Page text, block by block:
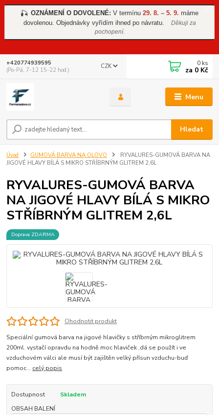
🎣 OZNÁMENÍ O DOVOLENÉ: V termínu 29. 8. – 5. 9. máme
dovolenou. Objednávky vyřídím ihned po návratu.
Děkuji za
pochopení.
Menu
CZK
Hledat
+420774939595
(Po-Pá, 7-12 15-22 hod.)
0 ks
za 0 Kč
Úvod GUMOVÁ BARVA NA OLOVO
RYVALURES-GUMOVÁ BARVA NA
JIGOVÉ HLAVY BÍLÁ S MIKRO STŘÍBRNÝM GLITREM 2,6L
RYVALURES-GUMOVÁ BARVA
NA JIGOVÉ HLAVY BÍLÁ S MIKRO
STŘÍBRNÝM GLITREM 2,6L
Doprava ZDARMA
Ohodnotit produkt
Speciální gumová barva na jigové hlavičky s stříbrným mikroglitrem
200ml. vystačí opravdu na hodně moc hlaviček ,dá se použít i ve
vzduchovém válci ale musí být zajištěn velký přísun vzduchu-buď
pomoc... celý popis
Dostupnost
Skladem
OBSAH BALENÍ